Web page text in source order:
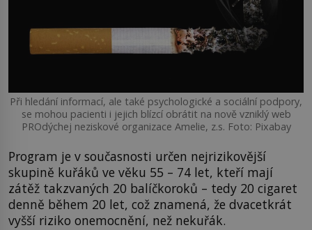
Při hledání informací, ale také psychologické a sociální podpory,
se mohou pacienti i jejich blízcí obrátit na nově vzniklý web
PROdýchej neziskové organizace Amelie, z.s. Foto: Pixabay
Program je v současnosti určen nejrizikovější
skupině kuřáků ve věku 55 – 74 let, kteří mají
zátěž takzvaných 20 balíčkoroků – tedy 20 cigaret
denně během 20 let, což znamená, že dvacetkrát
vyšší riziko onemocnění, než nekuřák.